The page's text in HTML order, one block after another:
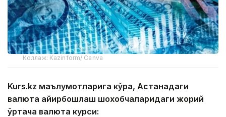
Коллаж: Kazinform/ Canva
Kurs.kz маълумотларига кўра, Астанадаги
валюта айирбошлаш шохобчаларидаги жорий
ўртача валюта курси: